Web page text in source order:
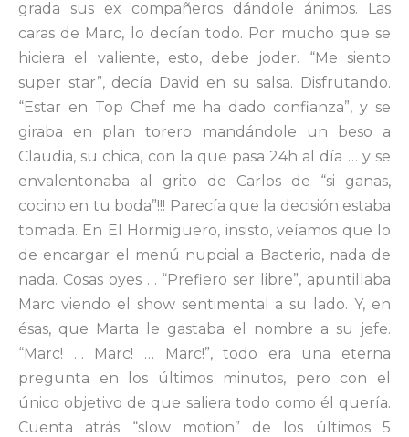
grada sus ex compañeros dándole ánimos. Las
caras de Marc, lo decían todo. Por mucho que se
hiciera el valiente, esto, debe joder. “Me siento
super star”, decía David en su salsa. Disfrutando.
“Estar en Top Chef me ha dado confianza”, y se
giraba en plan torero mandándole un beso a
Claudia, su chica, con la que pasa 24h al día … y se
envalentonaba al grito de Carlos de “si ganas,
cocino en tu boda”!!! Parecía que la decisión estaba
tomada. En El Hormiguero, insisto, veíamos que lo
de encargar el menú nupcial a Bacterio, nada de
nada. Cosas oyes … “Prefiero ser libre”, apuntillaba
Marc viendo el show sentimental a su lado. Y, en
ésas, que Marta le gastaba el nombre a su jefe.
“Marc! … Marc! … Marc!”, todo era una eterna
pregunta en los últimos minutos, pero con el
único objetivo de que saliera todo como él quería.
Cuenta atrás “slow motion” de los últimos 5